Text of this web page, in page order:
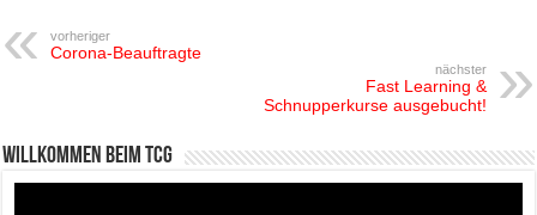
vorheriger
Corona-Beauftragte
nächster
Fast Learning &
Schnupperkurse ausgebucht!
Willkommen beim TCG